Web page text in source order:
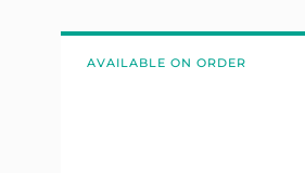
AVAILABLE ON ORDER